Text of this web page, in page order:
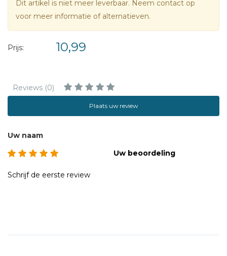
Dit artikel is niet meer leverbaar. Neem contact op
voor meer informatie of alternatieven.
Prijs: 10,99
Reviews (0)
Plaats uw review
Uw naam
Uw beoordeling
Schrijf de eerste review